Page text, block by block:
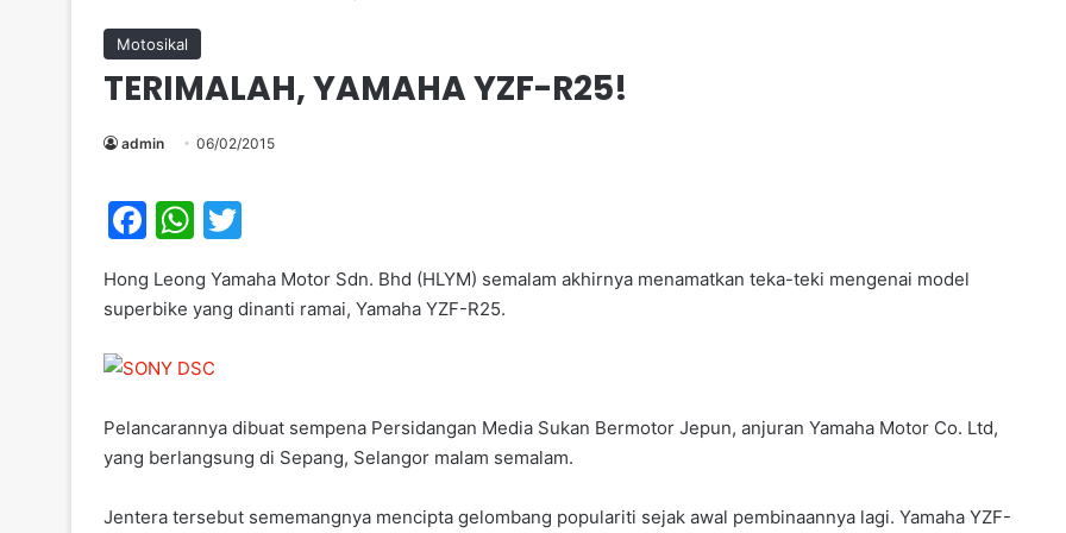
Motosikal
TERIMALAH, YAMAHA YZF-R25!
admin 06/02/2015
F
c
b
o
W
at
s
A
p
itt
Hong Leong Yamaha Motor Sdn. Bhd (HLYM) semalam akhirnya menamatkan teka-teki mengenai model
superbike yang dinanti ramai, Yamaha YZF-R25.
Pelancarannya dibuat sempena Persidangan Media Sukan Bermotor Jepun, anjuran Yamaha Motor Co. Ltd,
yang berlangsung di Sepang, Selangor malam semalam.
Jentera tersebut sememangnya mencipta gelombang populariti sejak awal pembinaannya lagi. Yamaha YZF-